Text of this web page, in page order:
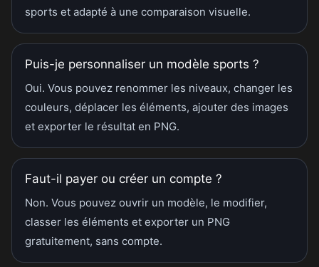
sports et adapté à une comparaison visuelle.
Puis-je personnaliser un modèle sports ?
Oui. Vous pouvez renommer les niveaux, changer les
couleurs, déplacer les éléments, ajouter des images
et exporter le résultat en PNG.
Faut-il payer ou créer un compte ?
Non. Vous pouvez ouvrir un modèle, le modifier,
classer les éléments et exporter un PNG
gratuitement, sans compte.